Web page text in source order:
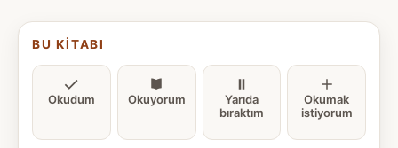
BU KITABI
Okudum Okuyorum
Yarıda
bıraktım
Okumak
istiyorum